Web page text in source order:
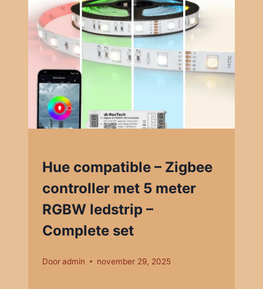
Hue compatible – Zigbee
controller met 5 meter
RGBW ledstrip –
Complete set
Dooradmin november 29, 2025